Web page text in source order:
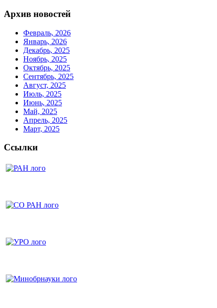
Архив новостей
Февраль, 2026
Январь, 2026
Декабрь, 2025
Ноябрь, 2025
Октябрь, 2025
Сентябрь, 2025
Август, 2025
Июль, 2025
Июнь, 2025
Май, 2025
Апрель, 2025
Март, 2025
Ссылки